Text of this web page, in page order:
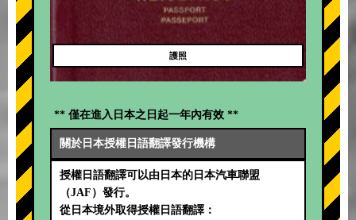
護照
** 僅在進入日本之日起一年內有效 **
關於日本授權日語翻譯發行機構
授權日語翻譯可以由日本的日本汽車聯盟
（JAF）發行。
從日本境外取得授權日語翻譯：